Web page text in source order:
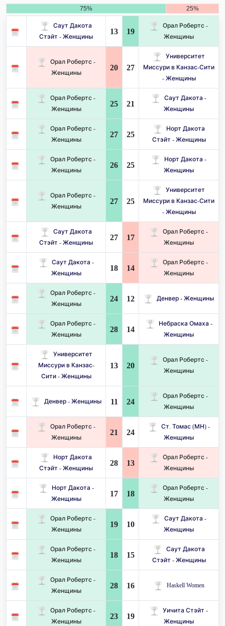
75% 25%
Саут Дакота
Стэйт - Женщины
13 19
Орал Робертс -
Женщины
Орал Робертс -
Женщины
20 27
Университет
Миссури в Канзас-Сити
- Женщины
Орал Робертс -
Женщины
25 21
Саут Дакота -
Женщины
Орал Робертс -
Женщины
27 25
Норт Дакота
Стэйт - Женщины
Орал Робертс -
Женщины
26 25
Норт Дакота -
Женщины
Орал Робертс -
Женщины
27 25
Университет
Миссури в Канзас-Сити
- Женщины
Саут Дакота
Стэйт - Женщины
27 17
Орал Робертс -
Женщины
Саут Дакота -
Женщины
18 14
Орал Робертс -
Женщины
Орал Робертс -
Женщины
24 12 Денвер - Женщины
Орал Робертс -
Женщины
28 14
Небраска Омаха -
Женщины
Университет
Миссури в Канзас-
Сити - Женщины
13 20
Орал Робертс -
Женщины
Денвер - Женщины 11 24
Орал Робертс -
Женщины
Орал Робертс -
Женщины
21 24
Ст. Томас (МН) -
Женщины
Норт Дакота
Стэйт - Женщины
28 13
Орал Робертс -
Женщины
Норт Дакота -
Женщины
17 18
Орал Робертс -
Женщины
Орал Робертс -
Женщины
19 10
Саут Дакота -
Женщины
Орал Робертс -
Женщины
18 15
Саут Дакота
Стэйт - Женщины
Орал Робертс -
Женщины
28 16 Haskell Women
Орал Робертс -
Женщины
23 19
Уичита Стэйт -
Женщины